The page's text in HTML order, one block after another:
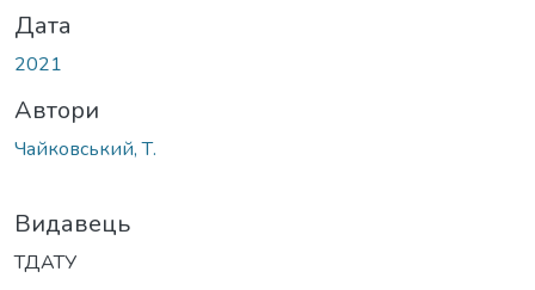
Дата
2021
Автори
Чайковський, Т.
Видавець
ТДАТУ